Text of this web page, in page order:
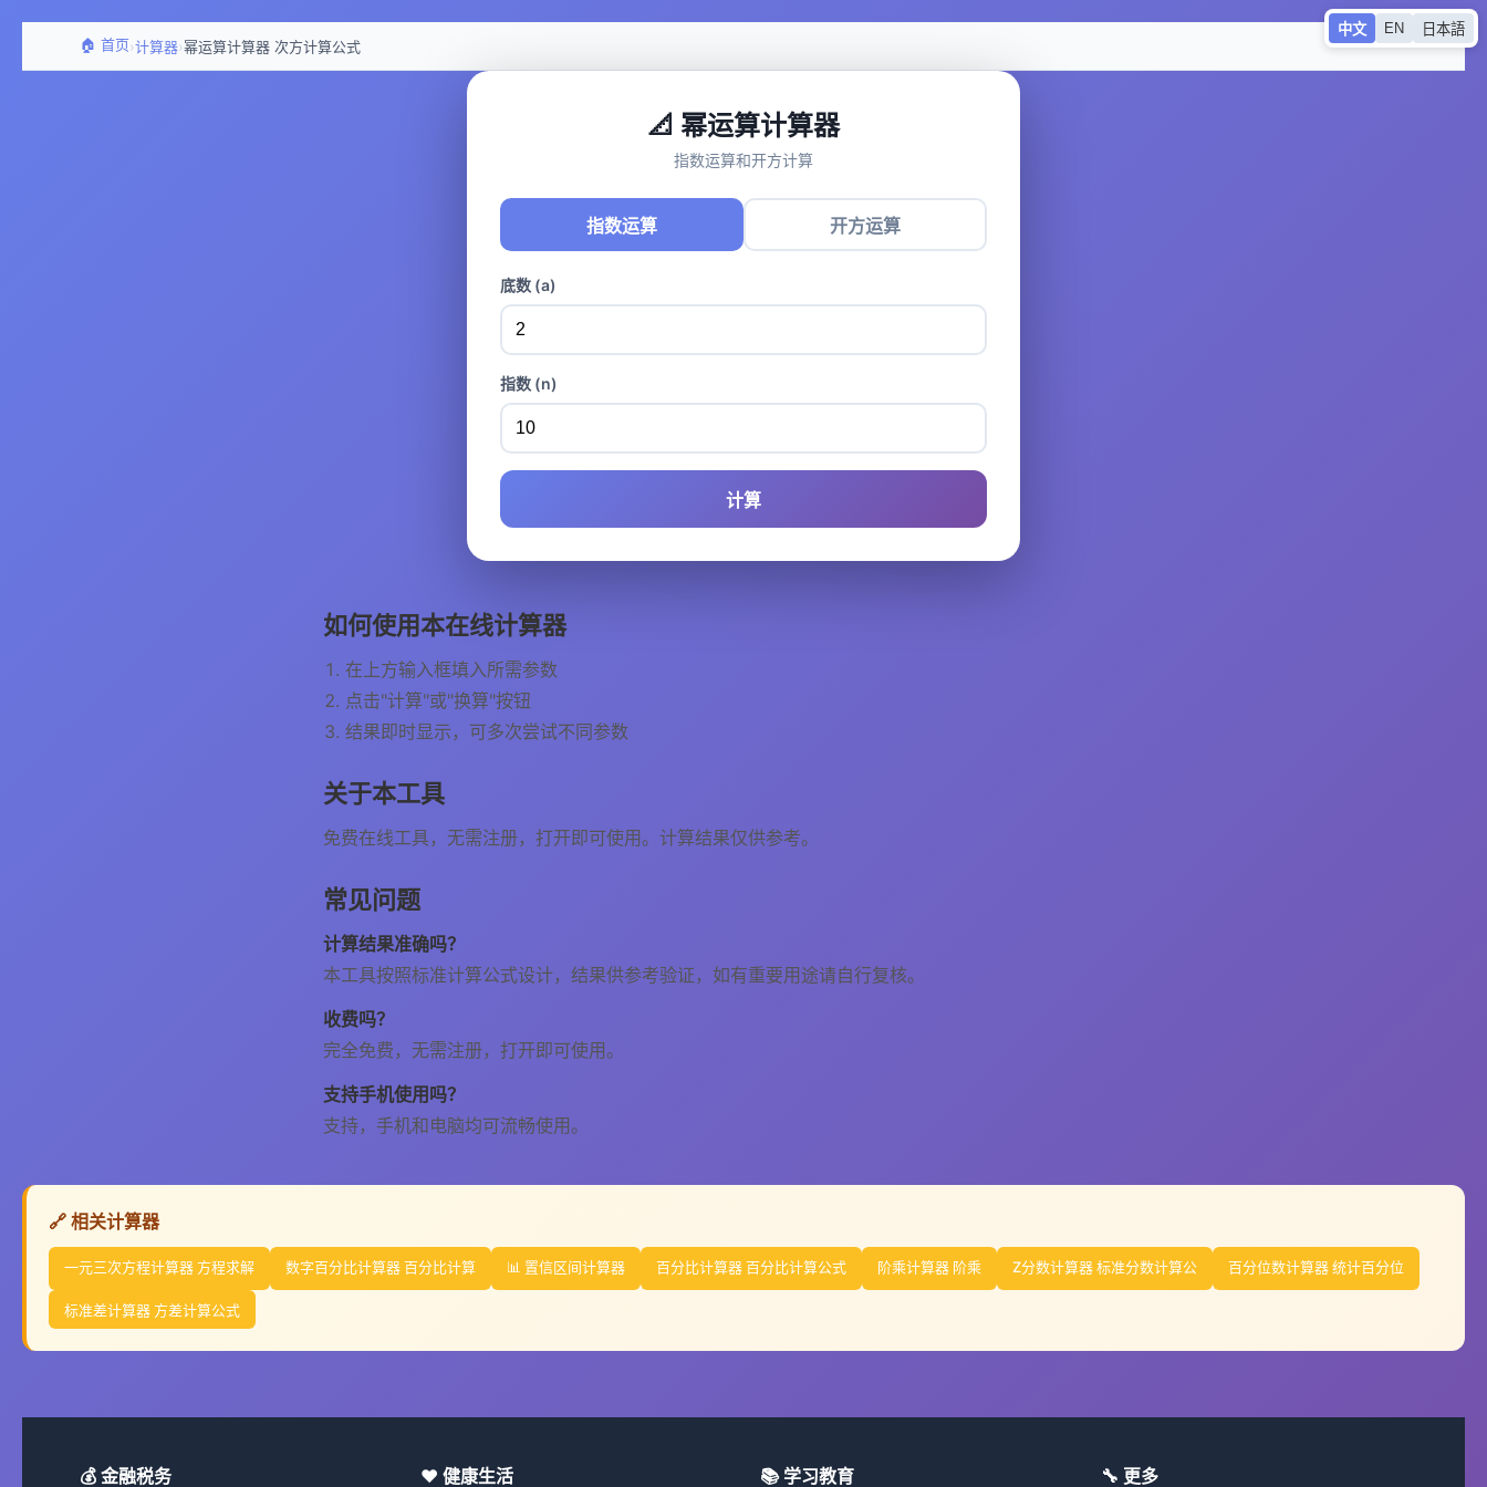
🏠 首页›计算器›幂运算计算器 次方计算公式
中文 EN 日本語
📐 幂运算计算器
指数运算和开方计算
指数运算 开方运算
底数 (a)
指数 (n)
计算
如何使用本在线计算器
在上方输入框填入所需参数
点击"计算"或"换算"按钮
结果即时显示，可多次尝试不同参数
关于本工具
免费在线工具，无需注册，打开即可使用。计算结果仅供参考。
常见问题
计算结果准确吗？
本工具按照标准计算公式设计，结果供参考验证，如有重要用途请自行复核。
收费吗？
完全免费，无需注册，打开即可使用。
支持手机使用吗？
支持，手机和电脑均可流畅使用。
🔗 相关计算器
一元三次方程计算器 方程求解 数字百分比计算器 百分比计算 📊 置信区间计算器 百分比计算器 百分比计算公式 阶乘计算器 阶乘 Z分数计算器 标准分数计算公 百分位数计算器 统计百分位
标准差计算器 方差计算公式
💰 金融税务 ❤️ 健康生活 📚 学习教育 🔧 更多